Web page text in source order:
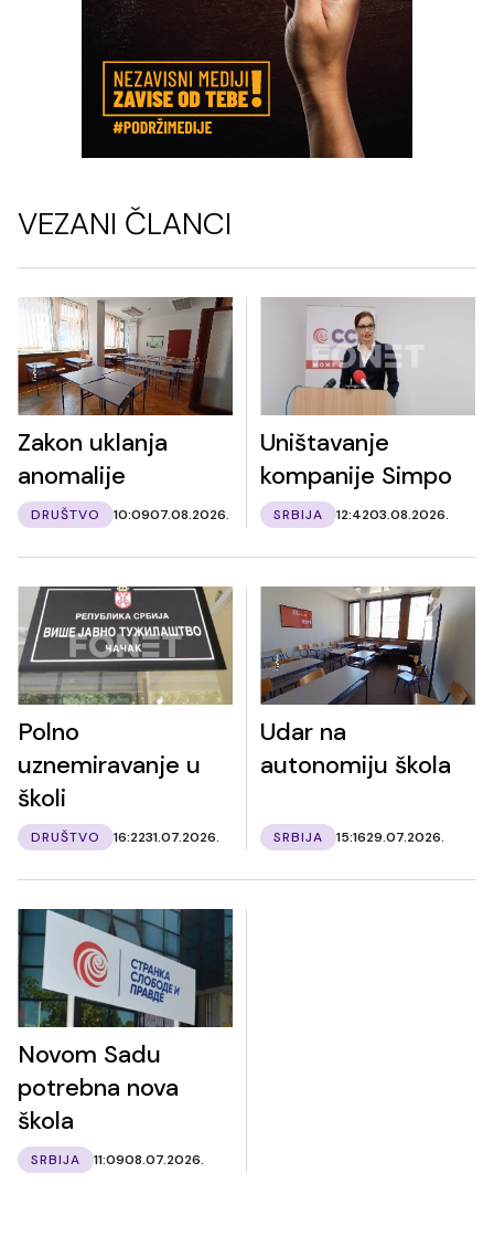
VEZANI ČLANCI
Zakon uklanja
anomalije
DRUŠTVO 10:0907.08.2026.
Uništavanje
kompanije Simpo
SRBIJA 12:4203.08.2026.
Polno
uznemiravanje u
školi
DRUŠTVO 16:2231.07.2026.
Udar na
autonomiju škola
SRBIJA 15:1629.07.2026.
Novom Sadu
potrebna nova
škola
SRBIJA 11:0908.07.2026.